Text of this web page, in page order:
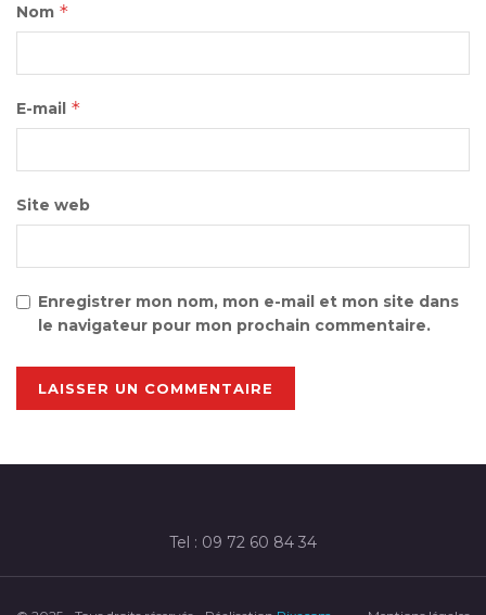
Nom *
E-mail *
Site web
Enregistrer mon nom, mon e-mail et mon site dans
le navigateur pour mon prochain commentaire.
Tel : 09 72 60 84 34